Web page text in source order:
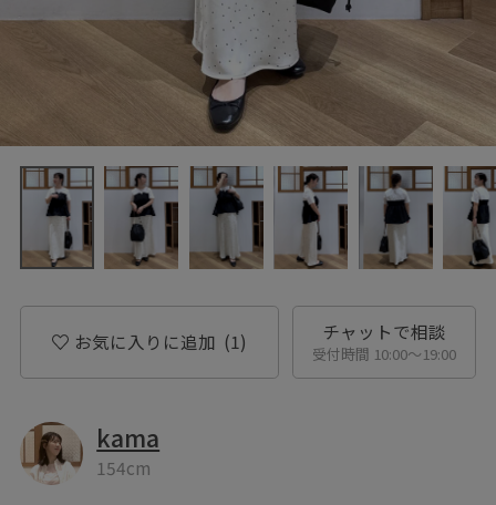
お気に入りに追加 (1) チャットで相談
受付時間 10:00〜19:00
kama
154cm